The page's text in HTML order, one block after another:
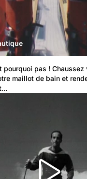
pourquoi pas !
maillot de bain et